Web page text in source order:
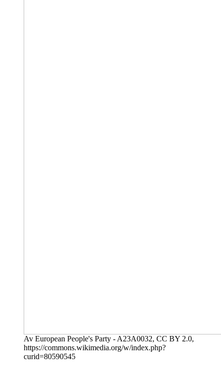
Av European People's Party - A23A0032, CC BY 2.0,
https://commons.wikimedia.org/w/index.php?
curid=80590545